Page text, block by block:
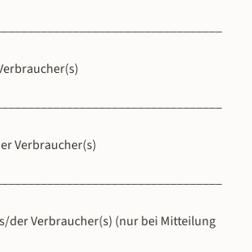
Verbraucher(s)
der Verbraucher(s) (nur bei Mitteilung